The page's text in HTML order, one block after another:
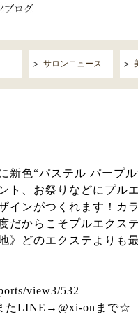
サロンニュース
新色“パステル パープル
ト、お祭りなどにプル
インがつくれます！
だからこそプルエクス
》どのエクステより
view3/532
たLINE→@xi-onまで☆